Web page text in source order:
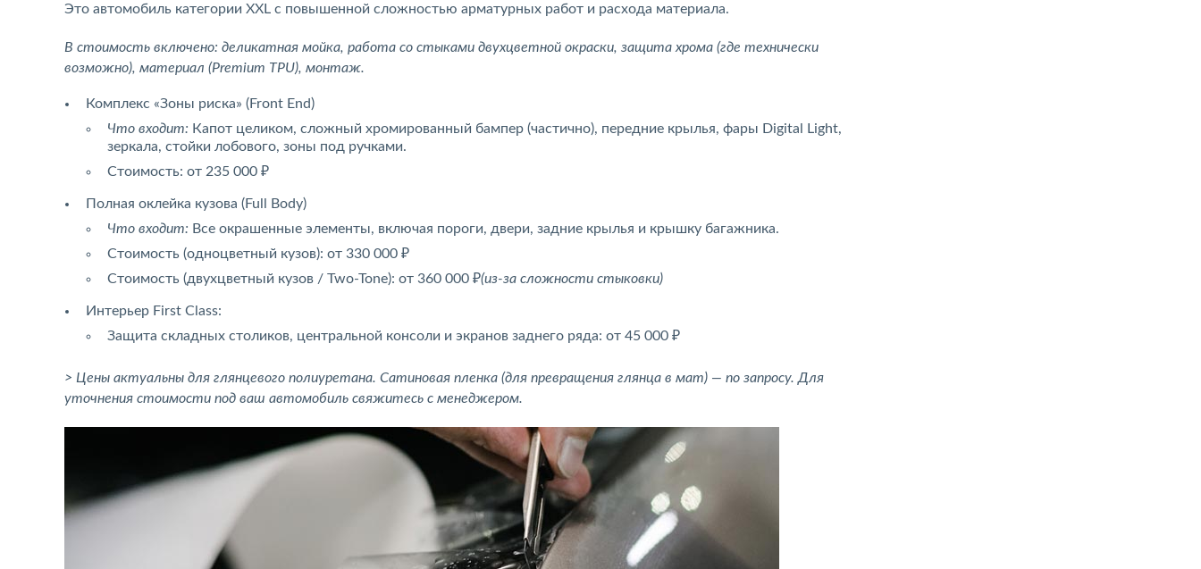
Это автомобиль категории XXL с повышенной сложностью арматурных работ и расхода материала.
В стоимость включено: деликатная мойка, работа со стыками двухцветной окраски, защита хрома (где технически
возможно), материал (Premium TPU), монтаж.
Комплекс «Зоны риска» (Front End)
Что входит: Капот целиком, сложный хромированный бампер (частично), передние крылья, фары Digital Light,
зеркала, стойки лобового, зоны под ручками.
Стоимость: от 235 000 ₽
Полная оклейка кузова (Full Body)
Что входит: Все окрашенные элементы, включая пороги, двери, задние крылья и крышку багажника.
Стоимость (одноцветный кузов): от 330 000 ₽
Стоимость (двухцветный кузов / Two-Tone): от 360 000 ₽(из-за сложности стыковки)
Интерьер First Class:
Защита складных столиков, центральной консоли и экранов заднего ряда: от 45 000 ₽
> Цены актуальны для глянцевого полиуретана. Сатиновая пленка (для превращения глянца в мат) — по запросу. Для
уточнения стоимости под ваш автомобиль свяжитесь с менеджером.